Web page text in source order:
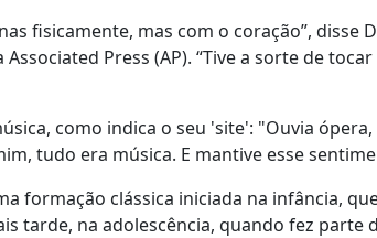
fisicamente, mas com o coração”, disse
Press (AP). “Tive a sorte de
como indica o seu 'site': "Ouvia
tudo era música. E mantive esse
formação clássica iniciada na infância,
tarde, na adolescência, quando fez parte